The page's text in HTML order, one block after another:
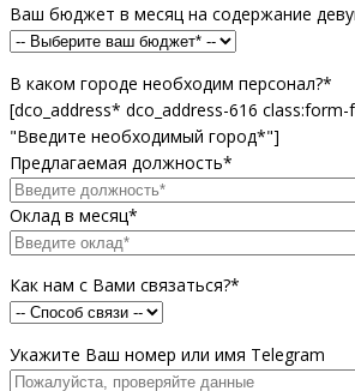
Ваш бюджет в месяц на содержание
В каком городе необходим персонал?*
[dco_address* dco_address-616
"Введите необходимый город*"]
Предлагаемая должность*
Оклад в месяц*
Как нам с Вами связаться?*
Укажите Ваш номер или имя Telegram